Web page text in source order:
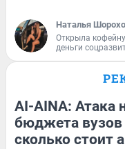
Наталья
Открыла
деньги
AI-AINA: Атака
бюджета вузов
сколько стоит